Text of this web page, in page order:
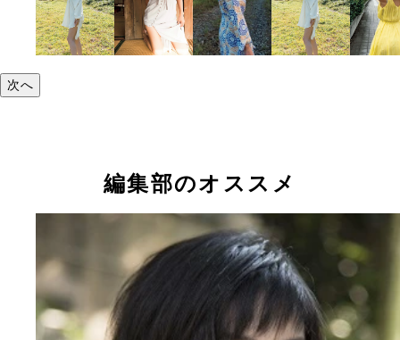
次へ
編集部のオススメ